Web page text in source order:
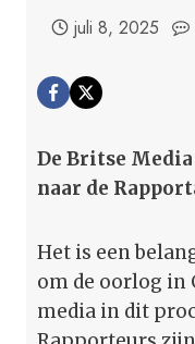
juli 8, 2025
De Britse Media
naar de
Het is een
om de oorlog in
media in dit